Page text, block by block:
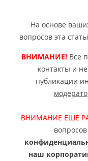
На основе
вопросов эта
ВНИМАНИЕ! Все
контакты и
публикации
ВНИМАНИЕ ЕЩЕ
наш